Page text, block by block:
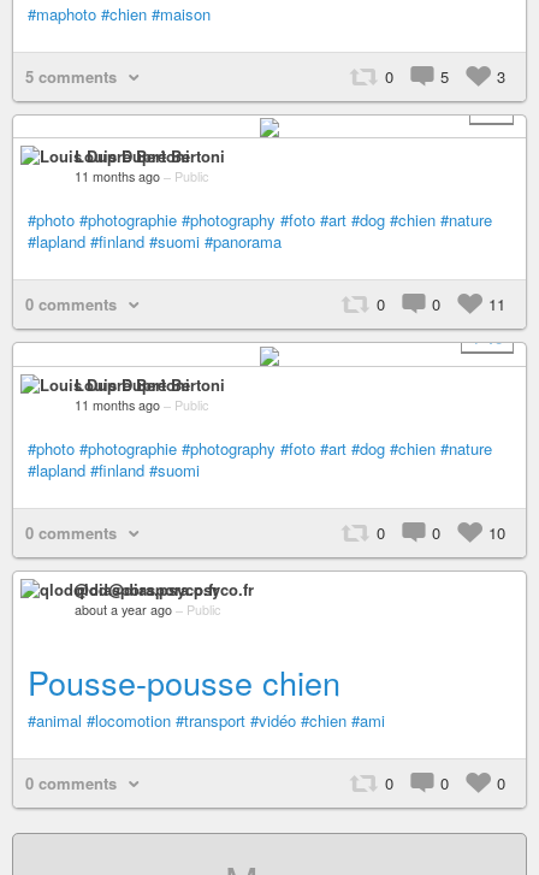
#maphoto #chien #maison
5 comments 0 5
3
+ 1
Louis Dupré Bertoni
11 months ago – Public
#photo #photographie #photography #foto #art #dog #chien #nature
#lapland #finland #suomi #panorama
0 comments 0 0
11
+ 16
Louis Dupré Bertoni
11 months ago – Public
#photo #photographie #photography #foto #art #dog #chien #nature
#lapland #finland #suomi
0 comments 0 0 10
qlod@diaspora.psyco.fr
about a year ago – Public
Pousse-pousse chien
#animal #locomotion #transport #vidéo #chien #ami
0 comments 0 0 0